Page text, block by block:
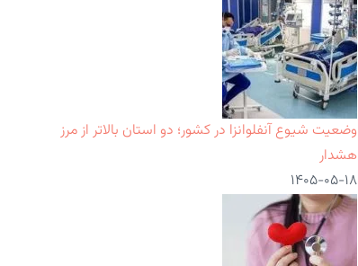
وضعیت شیوع آنفلوانزا در کشور؛ دو استان بالاتر از مرز
هشدار
۱۴۰۵-۰۵-۱۸